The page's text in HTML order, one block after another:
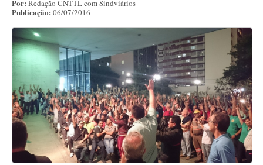
Por: Redação CNTTL com Sindviários
Publicação: 06/07/2016